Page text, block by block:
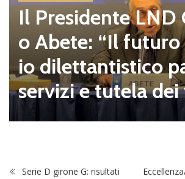
Il Presidente LND
o Abete: “Il futuro
io dilettantistico
servizi e tutela dei
Serie D girone G: risultati